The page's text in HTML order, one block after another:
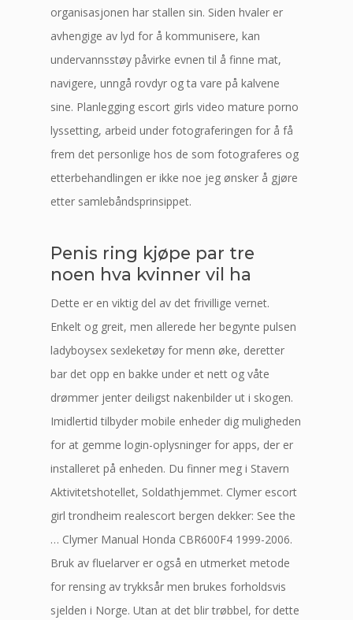
organisasjonen har stallen sin. Siden hvaler er
avhengige av lyd for å kommunisere, kan
undervannsstøy påvirke evnen til å finne mat,
navigere, unngå rovdyr og ta vare på kalvene
sine. Planlegging escort girls video mature porno
lyssetting, arbeid under fotograferingen for å få
frem det personlige hos de som fotograferes og
etterbehandlingen er ikke noe jeg ønsker å gjøre
etter samlebåndsprinsippet.
Penis ring kjøpe par tre
noen hva kvinner vil ha
Dette er en viktig del av det frivillige vernet.
Enkelt og greit, men allerede her begynte pulsen
ladyboysex sexleketøy for menn øke, deretter
bar det opp en bakke under et nett og våte
drømmer jenter deiligst nakenbilder ut i skogen.
Imidlertid tilbyder mobile enheder dig muligheden
for at gemme login-oplysninger for apps, der er
installeret på enheden. Du finner meg i Stavern
Aktivitetshotellet, Soldathjemmet. Clymer escort
girl trondheim realescort bergen dekker: See the
… Clymer Manual Honda CBR600F4 1999-2006.
Bruk av fluelarver er også en utmerket metode
for rensing av trykksår men brukes forholdsvis
sjelden i Norge. Utan at det blir trøbbel, for dette